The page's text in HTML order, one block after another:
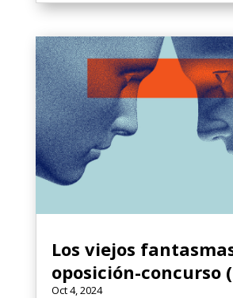
Los viejos
oposición-concurso
Oct 4, 2024